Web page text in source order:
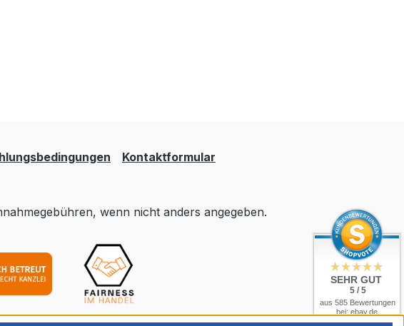
Kontaktformular
wenn nicht anders angegeben.
SEHR GUT
5 / 5
aus 585 Bewertungen
bei: ebay.de,
amazon.de,